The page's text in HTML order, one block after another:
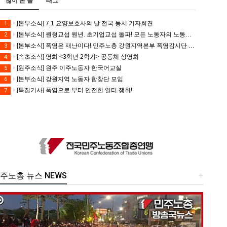
1 [본부소식] 7.1 요양보호사의 날 전국 동시 기자회견
2 [본부소식] 원청교섭 원년. 초기업교섭 돌파! 모든 노동자의 노동기본권 쟁취! 민주노총 7.15 총파업대회
3 [본부소식] 폭염은 재난이다! 민주노총 강원지역본부 폭염감시단 선포 기자회견
4 [속초소식] 영화 <3학년 2학기> 공동체 상영회
5 [원주소식] 원주 이주노동자 한국어교실
6 [본부소식] 강원지역 노동자 합창단 모임
7 [특집기사] 폭염으로 부터 안전한 일터 쟁취!
+
노총 뉴스 NEWS